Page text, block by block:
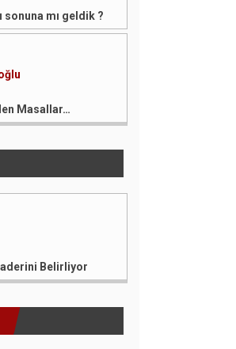
sonuna mı geldik ?
Masallar…
Belirliyor